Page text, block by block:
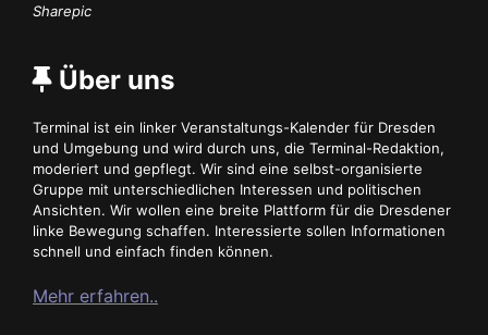
Sharepic
Über uns
Terminal ist ein linker Veranstaltungs-Kalender für Dresden
und Umgebung und wird durch uns, die Terminal-Redaktion,
moderiert und gepflegt. Wir sind eine selbst-organisierte
Gruppe mit unterschiedlichen Interessen und politischen
Ansichten. Wir wollen eine breite Plattform für die Dresdener
linke Bewegung schaffen. Interessierte sollen Informationen
schnell und einfach finden können.
Mehr erfahren..